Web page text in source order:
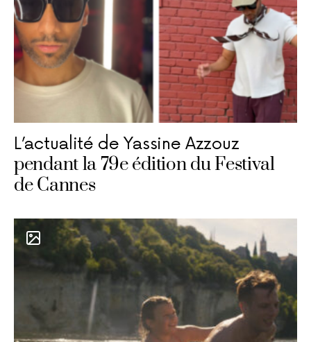
L’actualité de Yassine Azzouz
pendant la 79e édition du Festival
de Cannes